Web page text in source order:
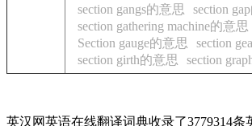
section gangs的意思
section
section gathering machine的意思
Section gauge的意思
section
section girth的意思
section
英汉网英语在线翻译词典收录了3779314条